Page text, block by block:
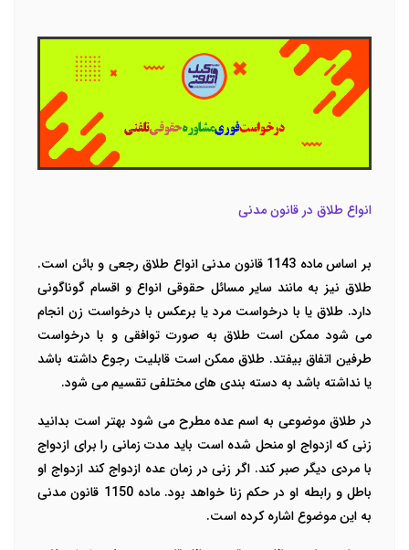
انواع طلاق در قانون مدنی
بر اساس ماده 1143 قانون مدنی انواع طلاق رجعی و بائن است.
طلاق نیز به مانند سایر مسائل حقوقی انواع و اقسام گوناگونی
دارد. طلاق یا با درخواست مرد یا برعکس با درخواست زن انجام
می شود ممکن است طلاق به صورت توافقی و با درخواست
طرفین اتفاق بیفتد. طلاق ممکن است قابلیت رجوع داشته باشد
یا نداشته باشد به دسته بندی های مختلفی تقسیم می شود.
در طلاق موضوعی به اسم عده مطرح می شود بهتر است بدانید
زنی که ازدواج او منحل شده است باید مدت زمانی را برای ازدواج
با مردی دیگر صبر کند. اگر زنی در زمان عده ازدواج کند ازدواج او
باطل و رابطه او در حکم زنا خواهد بود. ماده 1150 قانون مدنی
به این موضوع اشاره کرده است.